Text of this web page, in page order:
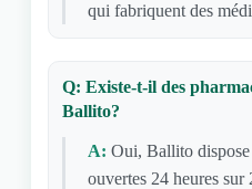
qui fabriquent des
Q: Existe-t-il des
Ballito?
A: Oui, Ballito dispose
ouvertes 24 heures sur